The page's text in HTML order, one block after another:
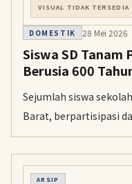
VISUAL TIDAK TERSEDIA
DOMESTIK 28 Mei 2026
Siswa SD Tanam
Berusia 600
Sejumlah siswa
Barat, berpartisipasi
dani-no Tanada, salah
Jepang.
ARSIP